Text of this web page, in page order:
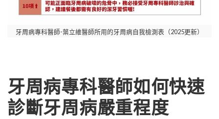
牙周病專科醫師-葉立維醫師所用的牙周病自我檢測表（2025更新）
牙周病專科醫師如何快速
診斷牙周病嚴重程度